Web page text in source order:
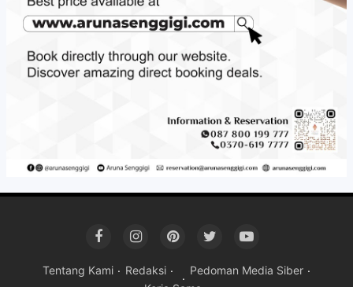
Tentang Kami Redaksi
Pedoman Media Siber